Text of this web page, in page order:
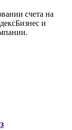
счета на
и